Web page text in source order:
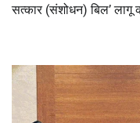
सत्कार (संशोधन) बिल’ लागू